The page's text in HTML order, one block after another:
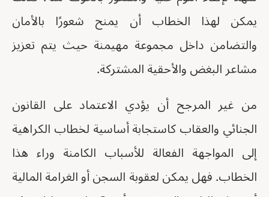
يمكن لهذا الخطاب أن يمنح شعورًا بالأمان
والتضامن داخل مجموعة مهيمنة حيث يتم تعزيز
مشاعر البغض والأحقية المشتركة.
من غير المرجح أن يؤدي الاعتماد على القانون
الجنائي والعقاب كاستجابة أساسية لخطاب الكراهية
إلى المواجهة الفعالة للأسباب الكامنة وراء هذا
الخطاب. فهل يمكن لعقوبة السجن أو الغرامة المالية